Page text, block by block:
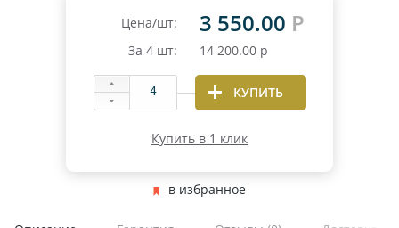
Цена/шт: 3 550.00 Р
За 4 шт: 14 200.00 р
КУПИТЬ
Купить в 1 клик
в избранное